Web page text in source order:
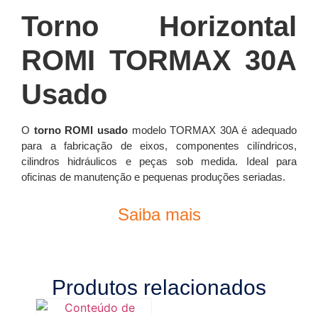
Torno Horizontal
ROMI TORMAX 30A
Usado
O torno ROMI usadomodelo TORMAX 30A é adequado
para a fabricação de eixos, componentes cilíndricos,
cilindros hidráulicos e peças sob medida. Ideal para
oficinas de manutenção e pequenas produções seriadas.
Saiba mais
Produtos relacionados